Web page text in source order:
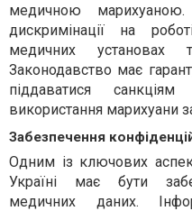
медичною
дискримінації на
медичних
Законодавство має
піддаватися
використання марихуани
Забезпечення
Одним із ключових
Україні має бути
медичних даних.